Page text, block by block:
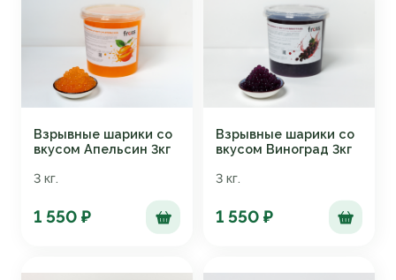
Взрывные шарики со
вкусом Апельсин 3кг
3 кг.
1 550 ₽
Взрывные шарики со
вкусом Виноград 3кг
3 кг.
1 550 ₽